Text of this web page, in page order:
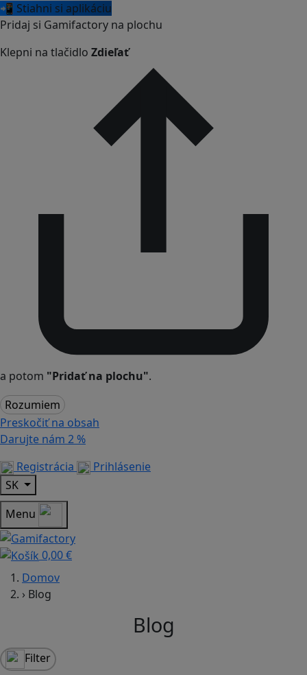
📲 Stiahni si aplikáciu
Pridaj si Gamifactory na plochu
Klepni na tlačidlo Zdieľať
a potom "Pridať na plochu".
Rozumiem
Preskočiť na obsah
Darujte nám 2 %
Registrácia
Prihlásenie
SK
Menu
0,00 €
Domov
› Blog
Blog
Filter